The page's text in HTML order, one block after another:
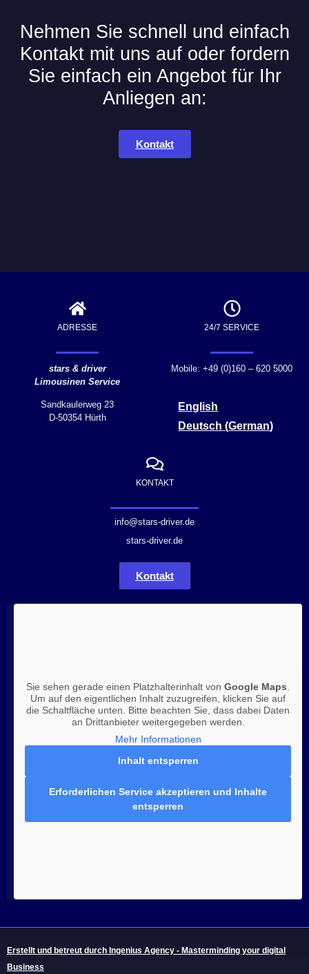
Nehmen Sie schnell und einfach
Kontakt mit uns auf oder fordern
Sie einfach ein Angebot für Ihr
Anliegen an:
Kontakt
ADRESSE
stars & driver
Limousinen Service
Sandkaulerweg 23
D-50354 Hürth
24/7 SERVICE
Mobile: +49 (0)160 – 620 5000
English
Deutsch (German)
KONTAKT
info@stars-driver.de
stars-driver.de
Kontakt
Sie sehen gerade einen Platzhalterinhalt von Google Maps.
Um auf den eigentlichen Inhalt zuzugreifen, klicken Sie auf
die Schaltfläche unten. Bitte beachten Sie, dass dabei Daten
an Drittanbieter weitergegeben werden.
Mehr Informationen
Inhalt entsperren
Erforderlichen Service akzeptieren und Inhalte
entsperren
Erstellt und betreut durch Ingenius Agency - Masterminding your digital
Business